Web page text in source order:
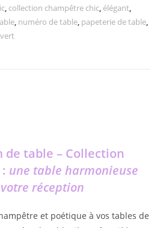
, collection champêtre chic, élégant,
, numéro de table, papeterie de table,
vert
de table – Collection
une table harmonieuse
réception
et poétique à vos tables de